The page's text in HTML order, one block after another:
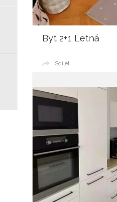
Byt 2+1 Letná
Sdílet